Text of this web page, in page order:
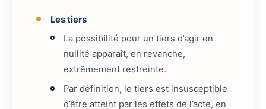
Les tiers
La possibilité pour un tiers d’agir en
nullité apparaît, en revanche,
extrêmement restreinte.
Par définition, le tiers est insusceptible
d’être atteint par les effets de l’acte, en